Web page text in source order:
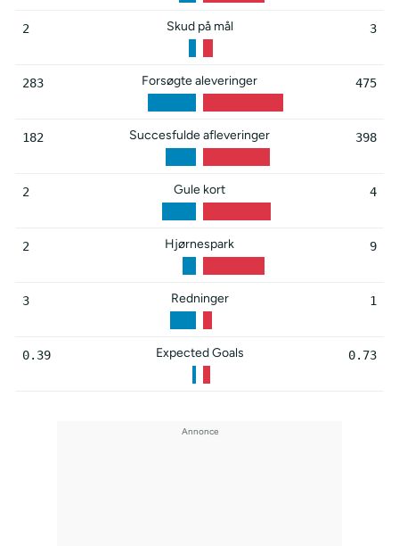
2 Skud på mål 3
283 Forsøgte aleveringer 475
182 Succesfulde afleveringer 398
2 Gule kort 4
2 Hjørnespark 9
3 Redninger 1
0.39 Expected Goals 0.73